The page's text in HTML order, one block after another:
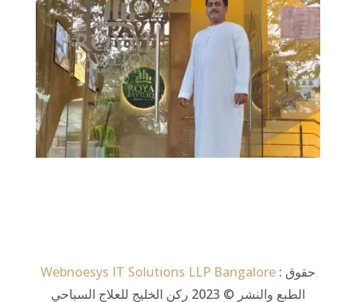
Webnoesys IT Solutions LLP Bangalore: حقوق
الطبع والنشر © 2023 ركن الخليج للعلاج السياحي